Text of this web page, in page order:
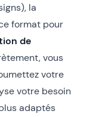
la
format pour
de
vous
votre
votre besoin
adaptés